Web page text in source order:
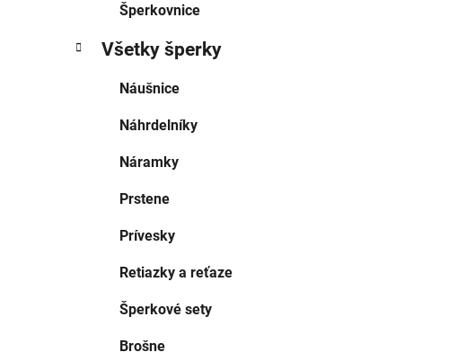
Šperkovnice
Všetky šperky
Náušnice
Náhrdelníky
Náramky
Prstene
Prívesky
Retiazky a reťaze
Šperkové sety
Brošne